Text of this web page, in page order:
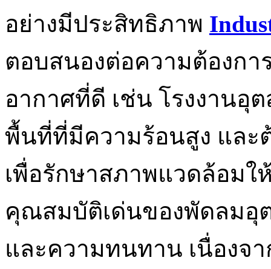
อย่างมีประสิทธิภาพ
ตอบสนองต่อความต้องกา
อากาศที่ดี เช่น โรงงานอุ
พื้นที่ที่มีความร้อนสูง และ
เพื่อรักษาสภาพแวดล้อมใ
คุณสมบัติเด่นของพัดลมอุ
และความทนทาน เนื่องจ